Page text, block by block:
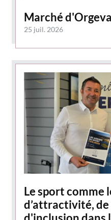
Marché
25 juil. 2026
Le sport comme
d’attractivité,